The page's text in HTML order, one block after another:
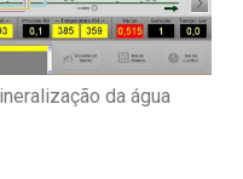
da água